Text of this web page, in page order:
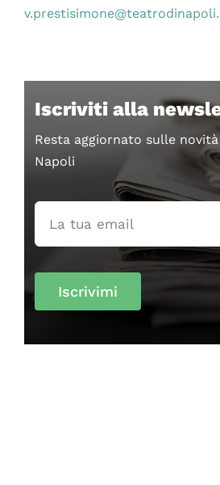
Iscriviti alla
Resta aggiornato sulle
Napoli
Iscrivimi